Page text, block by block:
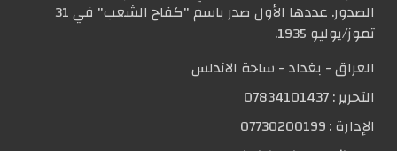
الصدور. عددها الأول صدر باسم "كفاح الشعب" في 31
تموز/يوليو 1935.
العراق - بغداد - ساحة الاندلس
التحریر :07834101437
الإدارة :07730200199